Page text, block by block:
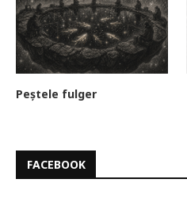
Peștele fulger
FACEBOOK